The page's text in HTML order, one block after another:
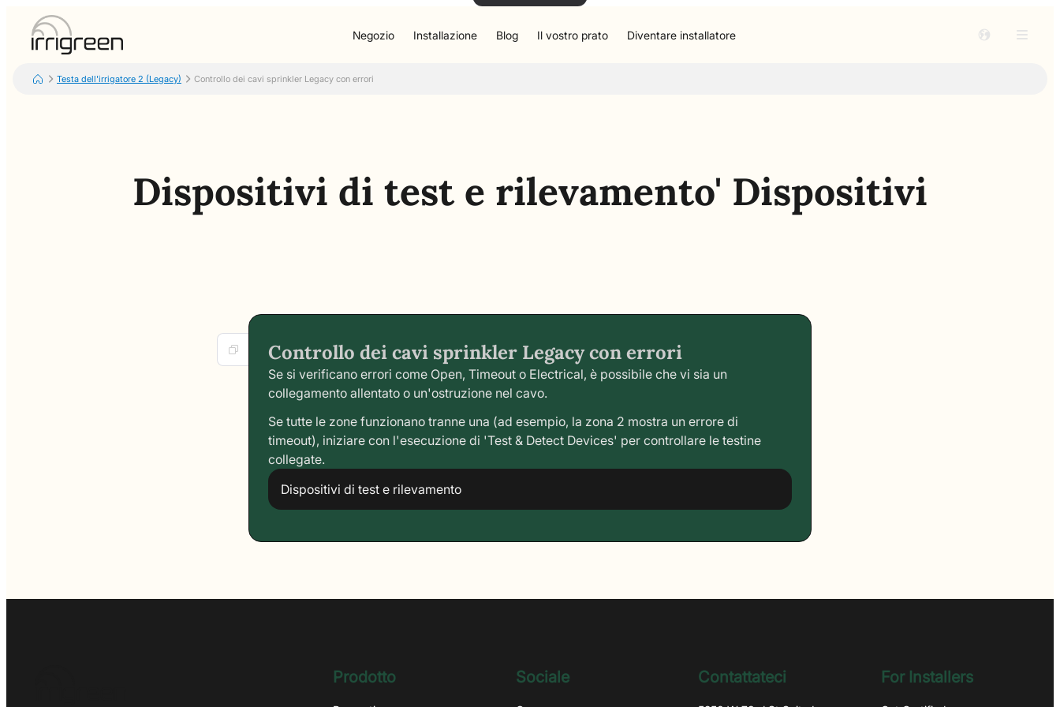
Negozio Installazione Blog Il vostro prato Diventare installatore
Testa dell'irrigatore 2 (Legacy) Controllo dei cavi sprinkler Legacy con errori
Dispositivi di test e rilevamento' Dispositivi
Controllo dei cavi sprinkler Legacy con errori
Se si verificano errori come Open, Timeout o Electrical, è possibile che vi sia un
collegamento allentato o un'ostruzione nel cavo.
Se tutte le zone funzionano tranne una (ad esempio, la zona 2 mostra un errore di
timeout), iniziare con l'esecuzione di 'Test & Detect Devices' per controllare le testine
collegate.
Dispositivi di test e rilevamento
Prodotto Sociale Contattateci For Installers